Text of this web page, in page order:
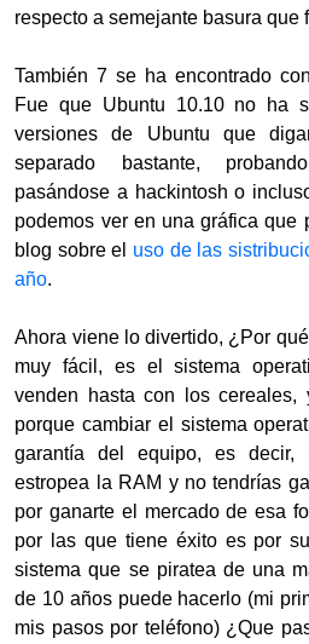
respecto a semejante basura que
También 7 se ha encontrado
Fue que Ubuntu 10.10 no ha
versiones de Ubuntu que
separado bastante,
pasándose a hackintosh o
podemos ver en una gráfica que
blog sobre el uso de las
año.
Ahora viene lo divertido, ¿Por
muy fácil, es el sistema
venden hasta con los
porque cambiar el sistema
garantía del equipo, es
estropea la RAM y no tendrías
por ganarte el mercado de esa
por las que tiene éxito es por
sistema que se piratea de una
de 10 años puede hacerlo (mi
mis pasos por teléfono) ¿Que